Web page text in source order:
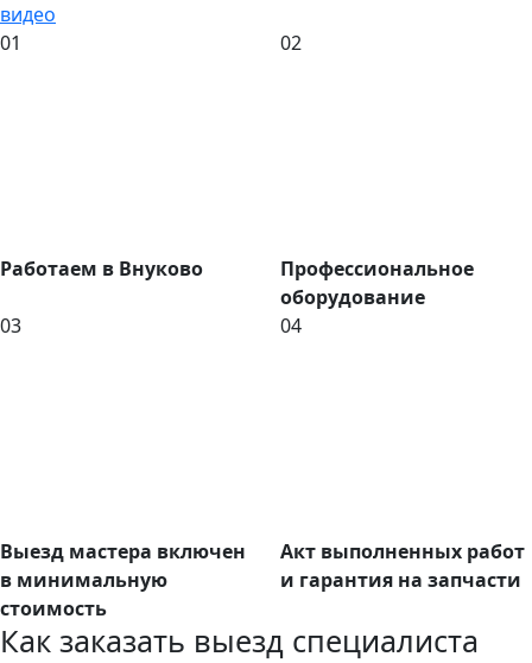
видео
01
Работаем в Внуково
02
Профессиональное
оборудование
03
Выезд мастера включен
в минимальную
стоимость
04
Акт выполненных работ
и гарантия на запчасти
Как заказать выезд специалиста